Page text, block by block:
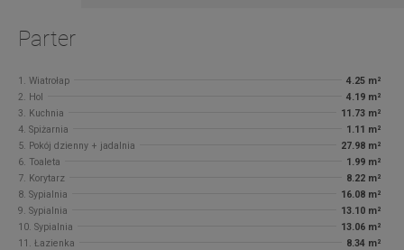
Parter
1. Wiatrołap
4.25 m²
2. Hol
4.19 m²
3. Kuchnia
11.73 m²
4. Spiżarnia
1.11 m²
5. Pokój dzienny + jadalnia
27.98 m²
6. Toaleta
1.99 m²
7. Korytarz
8.22 m²
8. Sypialnia
16.08 m²
9. Sypialnia
13.10 m²
10. Sypialnia
13.06 m²
11. Łazienka
8.34 m²